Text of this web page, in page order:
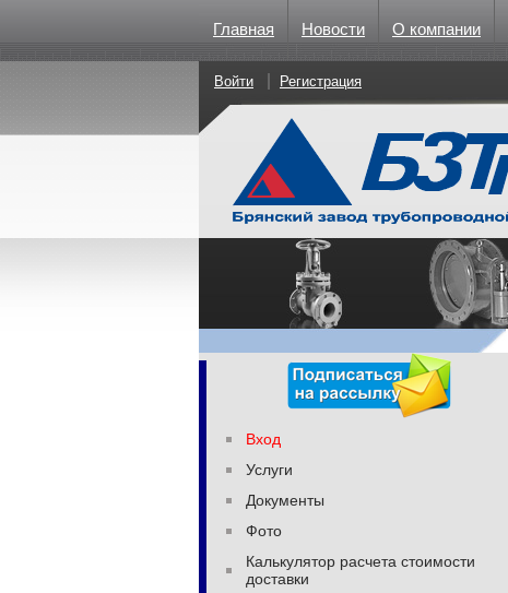
Войти Регистрация
Главная Новости О компании
Вход
Услуги
Документы
Фото
Калькулятор расчета стоимости
доставки